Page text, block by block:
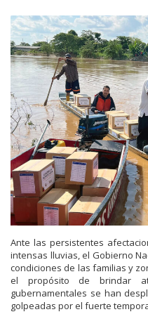
Ante las persistentes
intensas lluvias, el Gobierno
condiciones de las familias y
el propósito de brindar
gubernamentales se han
golpeadas por el fuerte